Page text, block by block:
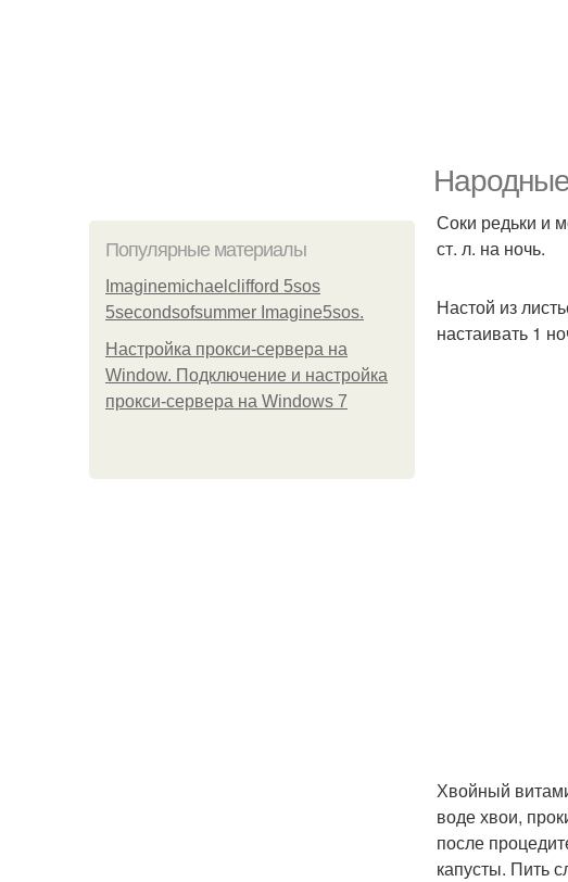
Популярные материалы
Imaginemichaelclifford 5sos
5secondsofsummer Imagine5sos.
Настройка прокси-сервера на
Window. Подключение и настройка
прокси-сервера на Windows 7
Соки редьки и
ст. л. на ночь.
Настой из
настаивать 1
Хвойный
воде хвои,
после
капусты. Пить